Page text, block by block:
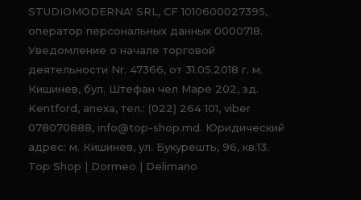
STUDIOMODERNA' SRL, CF 1010600027395,
оператор персональных данных 0000718.
Уведомление о начале торговой
деятельности Nr. 47366, от 31.05.2018 г. м.
Кишинев, бул. Штефан чел Маре 202, зд.
Kentford, anexa, тел.: (022) 264 101, viber
078070888, info@top-shop.md. Юридический
адрес: м. Кишинев, ул. Букурешть, 96, кв.13.
Top Shop | Dormeo | Delimano